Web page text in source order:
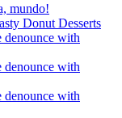
mundo!
Donut Desserts
denounce with
denounce with
denounce with